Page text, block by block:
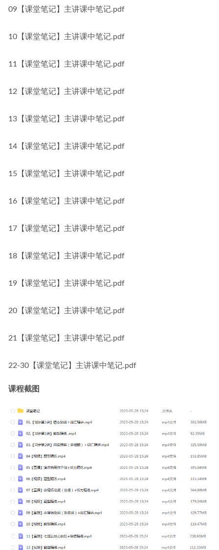
09【课堂笔记】主讲课中笔记.pdf
10【课堂笔记】主讲课中笔记.pdf
11【课堂笔记】主讲课中笔记.pdf
12【课堂笔记】主讲课中笔记.pdf
13【课堂笔记】主讲课中笔记.pdf
14【课堂笔记】主讲课中笔记.pdf
15【课堂笔记】主讲课中笔记.pdf
16【课堂笔记】主讲课中笔记.pdf
17【课堂笔记】主讲课中笔记.pdf
18【课堂笔记】主讲课中笔记.pdf
19【课堂笔记】主讲课中笔记.pdf
20【课堂笔记】主讲课中笔记.pdf
21【课堂笔记】主讲课中笔记.pdf
22-30【课堂笔记】主讲课中笔记.pdf
课程截图